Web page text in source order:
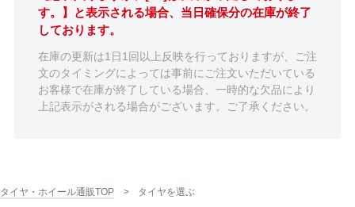
す。】と表示される場合、当日確保分の在庫が終了
しております。
在庫の更新は1日1回以上反映を行っておりますが、ご注
文のタイミングによっては事前にご注文いただいている
お客様で在庫が終了している場合、一時的な欠品により
上記表示がされる場合がございます。ご了承ください。
タイヤ・ホイール通販TOP タイヤを選ぶ